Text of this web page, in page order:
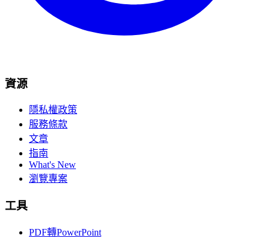
資源
隱私權政策
服務條款
文章
指南
What's New
瀏覽專案
工具
PDF轉PowerPoint